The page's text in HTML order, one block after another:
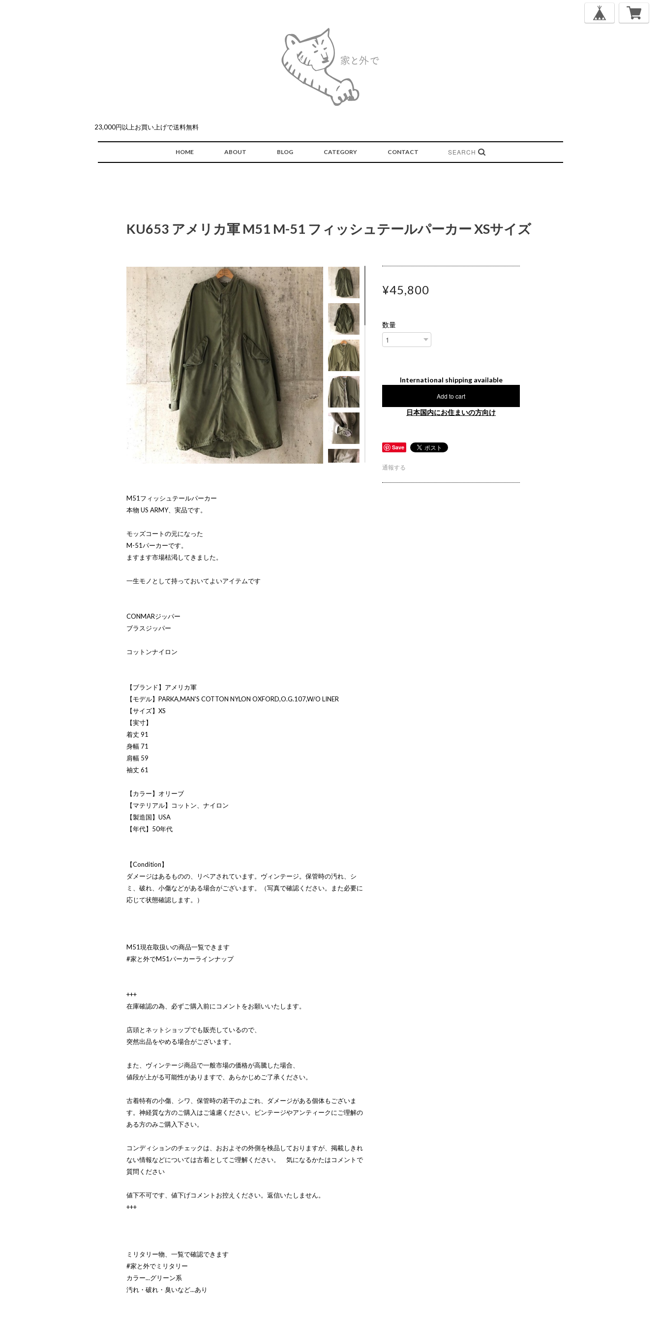
23,000円以上お買い上げで送料無料
HOME ABOUT BLOG CATEGORY CONTACT
KU653 アメリカ軍 M51 M-51 フィッシュテールパーカー XSサイズ
M51フィッシュテールパーカー
本物 US ARMY、実品です。
モッズコートの元になった
M-51パーカーです。
ますます市場枯渇してきました。
一生モノとして持っておいてよいアイテムです
CONMARジッパー
ブラスジッパー
コットンナイロン
【ブランド】アメリカ軍
【モデル】PARKA,MAN'S COTTON NYLON OXFORD,O.G.107,W/O LINER
【サイズ】XS
【実寸】
着丈 91
身幅 71
肩幅 59
袖丈 61
【カラー】オリーブ
【マテリアル】コットン、ナイロン
【製造国】USA
【年代】50年代
【Condition】
ダメージはあるものの、リペアされています。ヴィンテージ。保管時の汚れ、シ
ミ、破れ、小傷などがある場合がございます。（写真で確認ください。また必要に
応じて状態確認します。）
M51現在取扱いの商品一覧できます
#家と外でM51パーカーラインナップ
+++
在庫確認の為、必ずご購入前にコメントをお願いいたします。
店頭とネットショップでも販売しているので、
突然出品をやめる場合がございます。
また、ヴィンテージ商品で一般市場の価格が高騰した場合、
値段が上がる可能性がありますで、あらかじめご了承ください。
古着特有の小傷、シワ、保管時の若干のよごれ、ダメージがある個体もございま
す。神経質な方のご購入はご遠慮ください。ビンテージやアンティークにご理解の
ある方のみご購入下さい。
コンディションのチェックは、おおよその外側を検品しておりますが、掲載しきれ
ない情報などについては古着としてご理解ください。 気になるかたはコメントで
質問ください
値下不可です、値下げコメントお控えください。返信いたしません。
+++
ミリタリー物、一覧で確認できます
#家と外でミリタリー
カラー...グリーン系
汚れ・破れ・臭いなど...あり
¥45,800
数量
International shipping available
Add to cart
日本国内にお住まいの方向け
Save
通報する